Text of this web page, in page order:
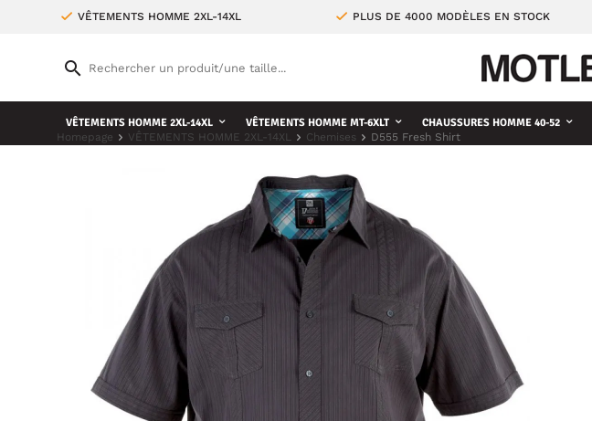
VÊTEMENTS HOMME 2XL-14XL PLUS DE 4000 MODÈLES EN STOCK
VÊTEMENTS HOMME 2XL-14XL VÊTEMENTS HOMME MT-6XLT CHAUSSURES HOMME 40-52
Homepage VÊTEMENTS HOMME 2XL-14XL Chemises D555 Fresh Shirt